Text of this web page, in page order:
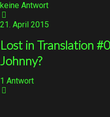
keine Antwort
21. April 2015
Lost in Translation
Johnny?
1 Antwort